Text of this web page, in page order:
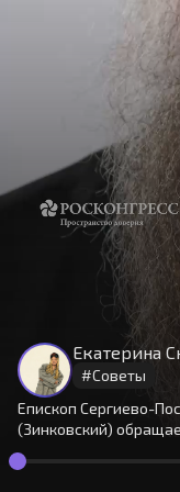
Екатерина
#Советы
Епископ Сергиево-
(Зинковский)
родители, – который
однажды станет не
На сайте
Продолжая
вы принимаете